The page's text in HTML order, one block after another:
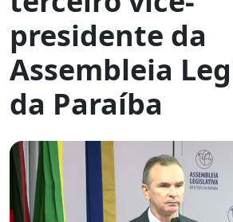
presidente da
Assembleia
da Paraíba